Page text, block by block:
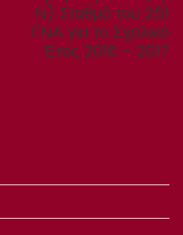
Ν) Σταθμό του 251
ΓΝΑ για το Σχολικό
Έτος 2016 – 2017